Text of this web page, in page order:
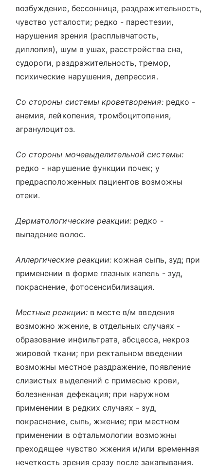
возбуждение, бессонница, раздражительность,
чувство усталости; редко - парестезии,
нарушения зрения (расплывчатость,
диплопия), шум в ушах, расстройства сна,
судороги, раздражительность, тремор,
психические нарушения, депрессия.
Со стороны системы кроветворения:редко -
анемия, лейкопения, тромбоцитопения,
агранулоцитоз.
Со стороны мочевыделительной системы:
редко - нарушение функции почек; у
предрасположенных пациентов возможны
отеки.
Дерматологические реакции: редко -
выпадение волос.
Аллергические реакции: кожная сыпь, зуд; при
применении в форме глазных капель - зуд,
покраснение, фотосенсибилизация.
Местные реакции:в месте в/м введения
возможно жжение, в отдельных случаях -
образование инфильтрата, абсцесса, некроз
жировой ткани; при ректальном введении
возможны местное раздражение, появление
слизистых выделений с примесью крови,
болезненная дефекация; при наружном
применении в редких случаях - зуд,
покраснение, сыпь, жжение; при местном
применении в офтальмологии возможны
преходящее чувство жжения и/или временная
нечеткость зрения сразу после закапывания.